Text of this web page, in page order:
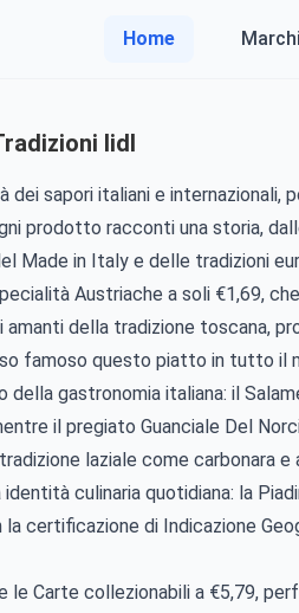
Home Marchi
lidl
sapori italiani e internazionali,
prodotto racconti una storia,
Made in Italy e delle tradizioni
Austriache a soli €1,69,
della tradizione toscana,
famoso questo piatto in tutto il
gastronomia italiana: il
il pregiato Guanciale Del
laziale come carbonara e
culinaria quotidiana: la
certificazione di Indicazione
Carte collezionabili a €5,79,